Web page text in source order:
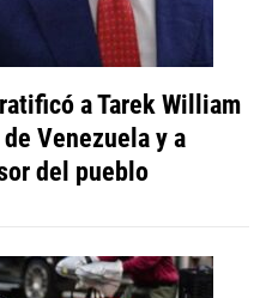
a Tarek William
Venezuela y a
del pueblo